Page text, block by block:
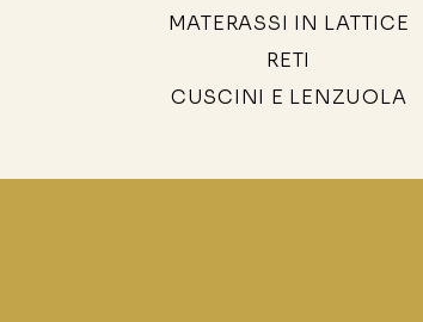
MATERASSI IN LATTICE
RETI
CUSCINI E LENZUOLA